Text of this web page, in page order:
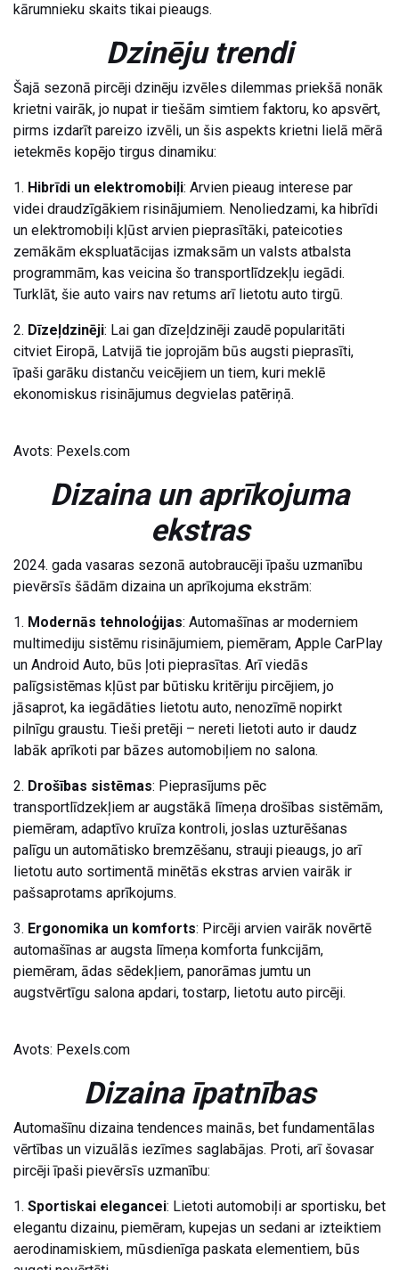
kārumnieku skaits tikai pieaugs.
Dzinēju trendi
Šajā sezonā pircēji dzinēju izvēles dilemmas priekšā nonāk
krietni vairāk, jo nupat ir tiešām simtiem faktoru, ko apsvērt,
pirms izdarīt pareizo izvēli, un šis aspekts krietni lielā mērā
ietekmēs kopējo tirgus dinamiku:
1. Hibrīdi un elektromobiļi: Arvien pieaug interese par
videi draudzīgākiem risinājumiem. Nenoliedzami, ka hibrīdi
un elektromobiļi kļūst arvien pieprasītāki, pateicoties
zemākām ekspluatācijas izmaksām un valsts atbalsta
programmām, kas veicina šo transportlīdzekļu iegādi.
Turklāt, šie auto vairs nav retums arī lietotu auto tirgū.
2. Dīzeļdzinēji: Lai gan dīzeļdzinēji zaudē popularitāti
citviet Eiropā, Latvijā tie joprojām būs augsti pieprasīti,
īpaši garāku distanču veicējiem un tiem, kuri meklē
ekonomiskus risinājumus degvielas patēriņā.
Avots: Pexels.com
Dizaina un aprīkojuma
ekstras
2024. gada vasaras sezonā autobraucēji īpašu uzmanību
pievērsīs šādām dizaina un aprīkojuma ekstrām:
1. Modernās tehnoloģijas: Automašīnas ar moderniem
multimediju sistēmu risinājumiem, piemēram, Apple CarPlay
un Android Auto, būs ļoti pieprasītas. Arī viedās
palīgsistēmas kļūst par būtisku kritēriju pircējiem, jo
jāsaprot, ka iegādāties lietotu auto, nenozīmē nopirkt
pilnīgu graustu. Tieši pretēji – nereti lietoti auto ir daudz
labāk aprīkoti par bāzes automobiļiem no salona.
2. Drošības sistēmas: Pieprasījums pēc
transportlīdzekļiem ar augstākā līmeņa drošības sistēmām,
piemēram, adaptīvo kruīza kontroli, joslas uzturēšanas
palīgu un automātisko bremzēšanu, strauji pieaugs, jo arī
lietotu auto sortimentā minētās ekstras arvien vairāk ir
pašsaprotams aprīkojums.
3. Ergonomika un komforts: Pircēji arvien vairāk novērtē
automašīnas ar augsta līmeņa komforta funkcijām,
piemēram, ādas sēdekļiem, panorāmas jumtu un
augstvērtīgu salona apdari, tostarp, lietotu auto pircēji.
Avots: Pexels.com
Dizaina īpatnības
Automašīnu dizaina tendences mainās, bet fundamentālas
vērtības un vizuālās iezīmes saglabājas. Proti, arī šovasar
pircēji īpaši pievērsīs uzmanību:
1. Sportiskai elegancei: Lietoti automobiļi ar sportisku, bet
elegantu dizainu, piemēram, kupejas un sedani ar izteiktiem
aerodinamiskiem, mūsdienīga paskata elementiem, būs